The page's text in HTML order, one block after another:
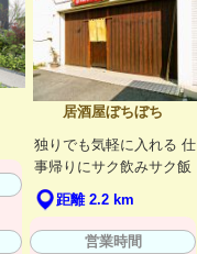
居酒屋ぼちぼち
独りでも気軽に入れる 仕
事帰りにサク飲みサク飯
距離 2.2 km
営業時間